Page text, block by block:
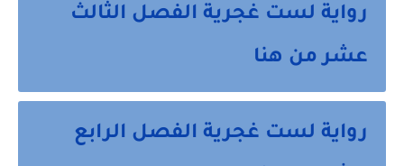
رواية لست غجرية الفصل الثالث
عشر من هنا
رواية لست غجرية الفصل الرابع